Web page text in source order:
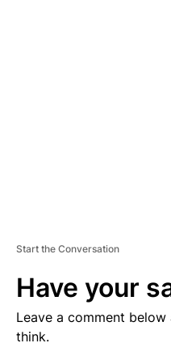
Start the Conversation
Have your
Leave a comment
think.